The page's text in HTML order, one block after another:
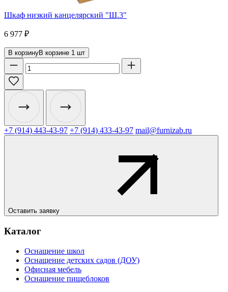
Шкаф низкий канцелярский "Ш.3"
6 977 ₽
В корзинуВ корзине 1 шт
+7 (914) 443-43-97 +7 (914) 433-43-97 mail@furnizab.ru
Оставить заявку
Каталог
Оснащение школ
Оснащение детских садов (ДОУ)
Офисная мебель
Оснащение пищеблоков